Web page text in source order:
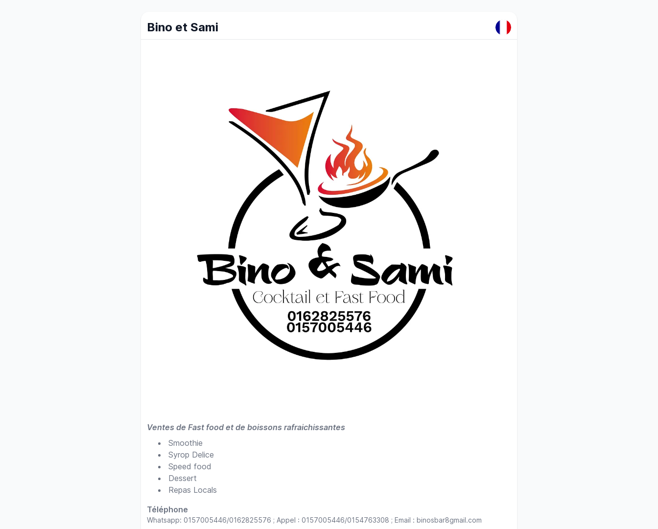
Bino et Sami
Ventes de Fast food et de boissons rafraichissantes
Smoothie
Syrop Delice
Speed food
Dessert
Repas Locals
Téléphone
Whatsapp: 0157005446/0162825576 ; Appel : 0157005446/0154763308 ; Email : binosbar8gmail.com